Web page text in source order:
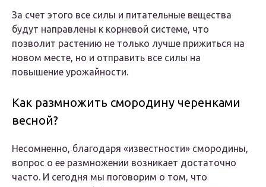
За счет этого все силы и питательные вещества
будут направлены к корневой системе, что
позволит растению не только лучше прижиться на
новом месте, но и отправить все силы на
повышение урожайности.
Как размножить смородину черенками
весной?
Несомненно, благодаря «известности» смородины,
вопрос о ее размножении возникает достаточно
часто. И сегодня мы поговорим о том, что